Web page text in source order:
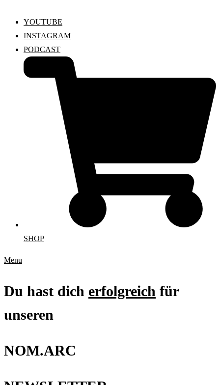
YOUTUBE
INSTAGRAM
PODCAST
SHOP
Menu
Du hast dich erfolgreich für
unseren
NOM.ARC